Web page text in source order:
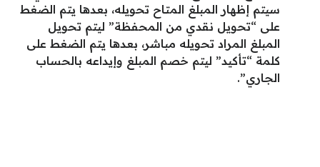
سيتم إظهار المبلغ المتاح تحويله، بعدها يتم الضغط
على “تحويل نقدي من المحفظة” ليتم تحويل
المبلغ المراد تحويله مباشر، بعدها يتم الضغط على
كلمة “تأكيد” ليتم خصم المبلغ وإيداعه بالحساب
الجاري”.